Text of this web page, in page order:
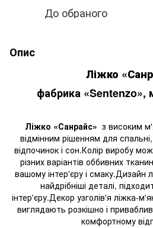
До обраного
Опис
Ліжко
фабрика «Sentenzo»,
Ліжко «Санрайс» з високим
відмінним рішенням для спальні
відпочинок і сон.Колір виробу
різних варіантів оббивних
вашому інтер'єру і смаку.Дизайн
найдрібніші деталі,
інтер'єру.Декор узголів'я ліжка-
виглядають розкішно і
комфортному